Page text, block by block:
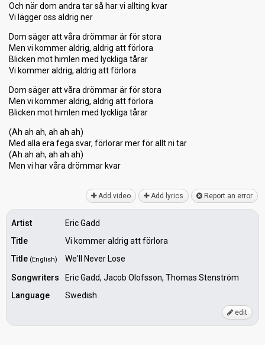
Och när dom andra tar så har vi allting kvar
Vi lägger oss aldrig ner
Dom säger att våra drömmar är för stora
Men vi kommer aldrig, aldrig att förlora
Blicken mot himlen med lyckliga tårar
Vi kommer aldrig, aldrig att förlora
Dom säger att våra drömmar är för stora
Men vi kommer aldrig, aldrig att förlora
Blicken mot himlen med lyckliga tårar
(Ah ah ah, ah ah ah)
Med alla era fega ѕvar, förlorar mer för allt ni tar
(Ah ah ah, ah ah ah)
Men vi har våra drömmar kvаr
Add video Add lyrics Report an error
Artist
Eric Gadd
Title
Vi kommer aldrig att förlora
Title (English)
We'll Never Lose
Songwriters
Eric Gadd, Jacob Olofsson, Thomas Stenström
Language
Swedish
edit